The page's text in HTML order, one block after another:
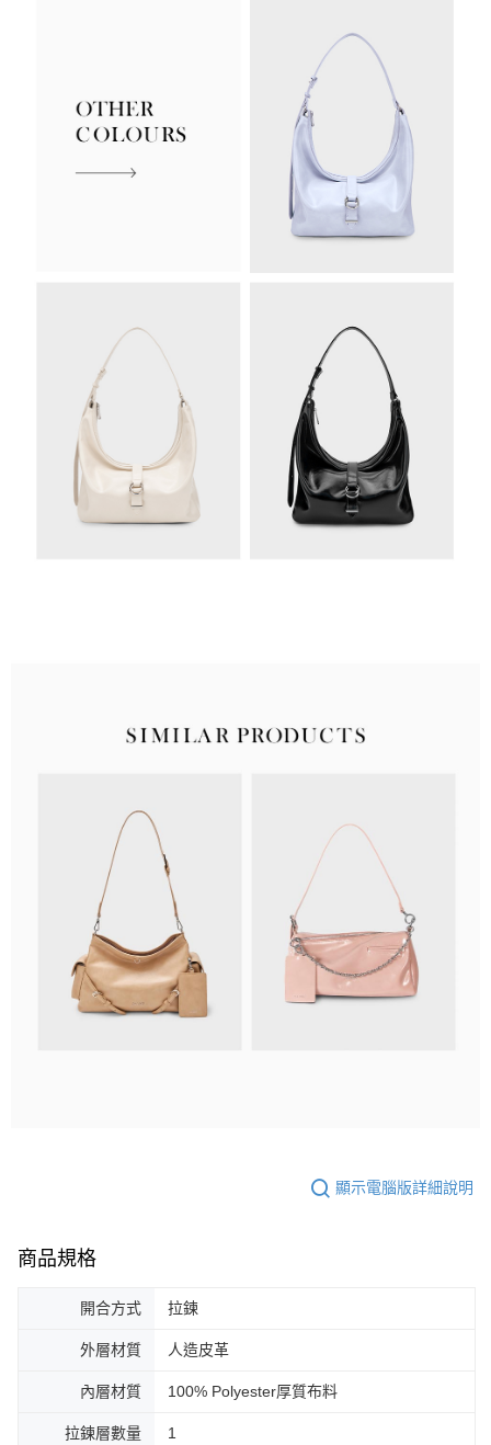
顯示電腦版詳細說明
商品規格
開合方式 拉鍊
外層材質 人造皮革
內層材質 100% Polyester厚質布料
拉鍊層數量 1